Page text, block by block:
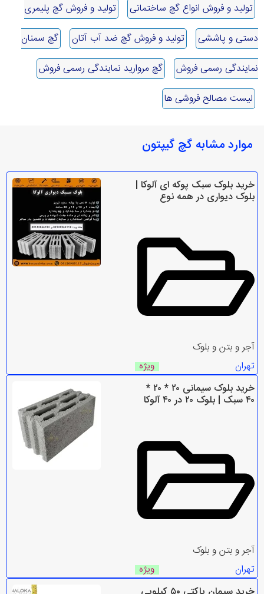
تولید و فروش انواع گچ ساختمانی
تولید و فروش گچ پلیمری
دستی و پاششی
تولید و فروش گچ ضد آب آتان
گچ سمنان
نمایندگی رسمی فروش
گچ مروارید نمایندگی رسمی فروش
لیست مصالح فروشی ها
موارد مشابه گچ گیپتون
خرید بلوک سبک پوکه ای آلوکا |
بلوک دیواری در همه نوع
آجر و بتن و بلوک
تهران
ویژه
خرید بلوک سیمانی ۲۰ * ۲۰ *
۴۰ سبک | بلوک ۲۰ در ۴۰ آلوکا
آجر و بتن و بلوک
تهران
ویژه